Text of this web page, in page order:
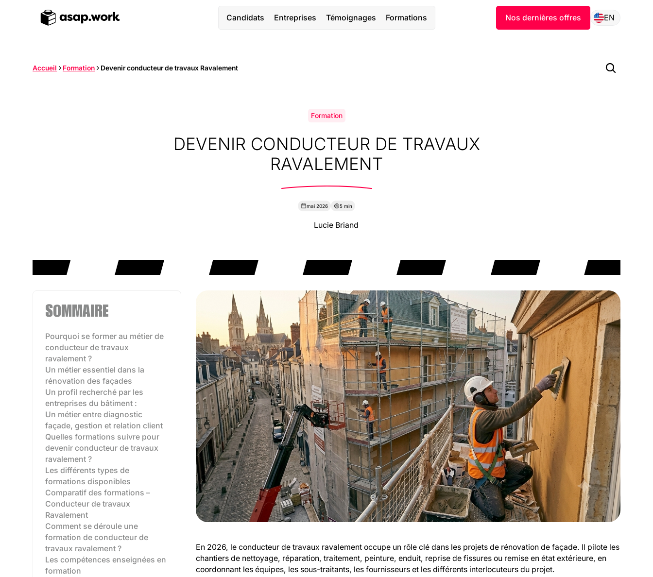
Candidats Entreprises Témoignages Formations Nos dernières offres EN
Accueil Formation Devenir conducteur de travaux Ravalement
Formation
DEVENIR CONDUCTEUR DE TRAVAUX
RAVALEMENT
mai 2026 5 min
Lucie Briand
SOMMAIRE
Pourquoi se former au métier de
conducteur de travaux
ravalement ?
Un métier essentiel dans la
rénovation des façades
Un profil recherché par les
entreprises du bâtiment :
Un métier entre diagnostic
façade, gestion et relation client
Quelles formations suivre pour
devenir conducteur de travaux
ravalement ?
Les différents types de
formations disponibles‍
Comparatif des formations –
Conducteur de travaux
Ravalement
Comment se déroule une
formation de conducteur de
travaux ravalement ?
Les compétences enseignées en
formation
En 2026, le conducteur de travaux ravalement occupe un rôle clé dans les projets de rénovation de façade. Il pilote les
chantiers de nettoyage, réparation, traitement, peinture, enduit, reprise de fissures ou remise en état extérieure, en
coordonnant les équipes, les sous-traitants, les fournisseurs et les différents interlocuteurs du projet.